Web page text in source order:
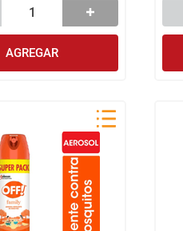
AGREGAR